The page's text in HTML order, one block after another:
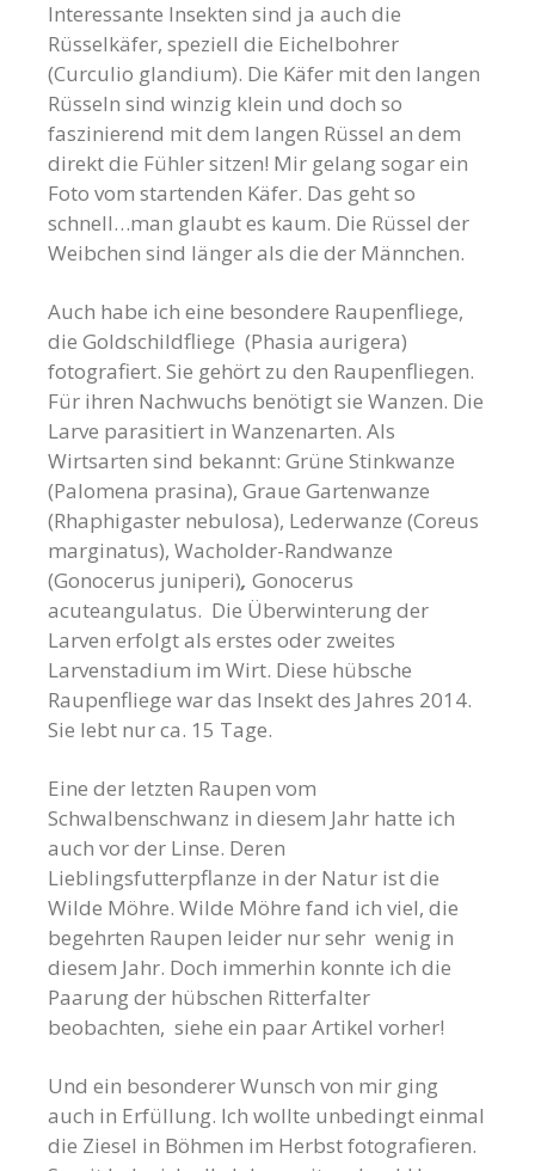
Interessante Insekten sind ja auch die
Rüsselkäfer, speziell die Eichelbohrer
(Curculio glandium). Die Käfer mit den langen
Rüsseln sind winzig klein und doch so
faszinierend mit dem langen Rüssel an dem
direkt die Fühler sitzen! Mir gelang sogar ein
Foto vom startenden Käfer. Das geht so
schnell…man glaubt es kaum. Die Rüssel der
Weibchen sind länger als die der Männchen.
Auch habe ich eine besondere Raupenfliege,
die Goldschildfliege (Phasia aurigera)
fotografiert. Sie gehört zu den Raupenfliegen.
Für ihren Nachwuchs benötigt sie Wanzen. Die
Larve parasitiert in Wanzenarten. Als
Wirtsarten sind bekannt: Grüne Stinkwanze
(Palomena prasina), Graue Gartenwanze
(Rhaphigaster nebulosa), Lederwanze (Coreus
marginatus), Wacholder-Randwanze
(Gonocerus juniperi), Gonocerus
acuteangulatus. Die Überwinterung der
Larven erfolgt als erstes oder zweites
Larvenstadium im Wirt. Diese hübsche
Raupenfliege war das Insekt des Jahres 2014.
Sie lebt nur ca. 15 Tage.
Eine der letzten Raupen vom
Schwalbenschwanz in diesem Jahr hatte ich
auch vor der Linse. Deren
Lieblingsfutterpflanze in der Natur ist die
Wilde Möhre. Wilde Möhre fand ich viel, die
begehrten Raupen leider nur sehr wenig in
diesem Jahr. Doch immerhin konnte ich die
Paarung der hübschen Ritterfalter
beobachten, siehe ein paar Artikel vorher!
Und ein besonderer Wunsch von mir ging
auch in Erfüllung. Ich wollte unbedingt einmal
die Ziesel in Böhmen im Herbst fotografieren.